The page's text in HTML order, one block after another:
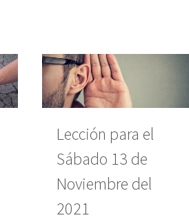
Lección para el
Sábado 13 de
Noviembre del
2021